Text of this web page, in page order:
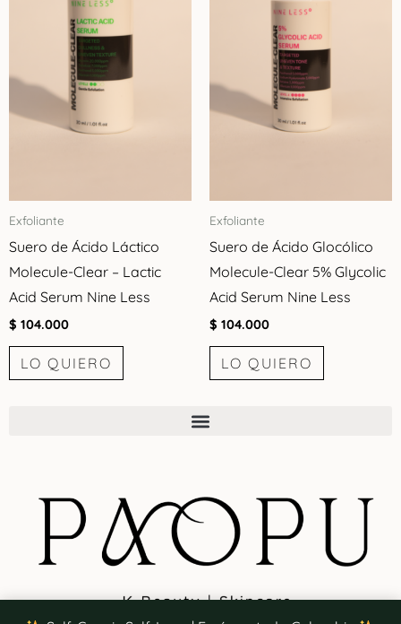
Exfoliante
Suero de Ácido Láctico
Molecule-Clear – Lactic
Acid Serum Nine Less
$ 104.000
LO QUIERO
Exfoliante
Suero de Ácido Glocólico
Molecule-Clear 5% Glycolic
Acid Serum Nine Less
$ 104.000
LO QUIERO